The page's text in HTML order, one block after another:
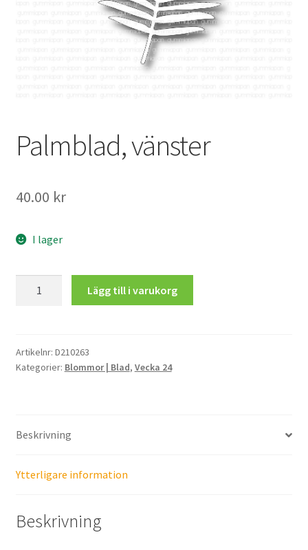
Palmblad, vänster
40.00 kr
I lager
Lägg till i varukorg
Artikelnr: D210263
Kategorier: Blommor | Blad, Vecka 24
Beskrivning
Ytterligare information
Beskrivning